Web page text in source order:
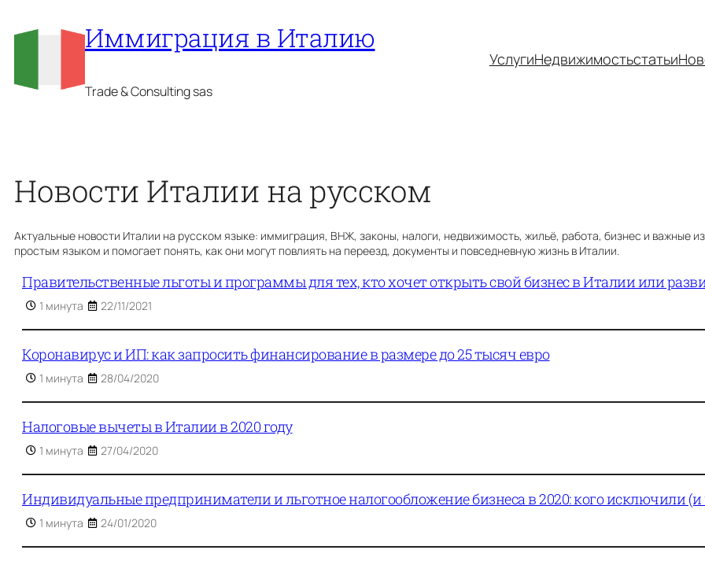
Иммиграция в Италию
Trade & Consulting sas
УслугиНедвижимостьстатьи
Новости Италии на русском
Актуальные новости Италии на русском языке: иммиграция, ВНЖ, законы, налоги, недвижимость, жильё, работа, бизнес и важные
простым языком и помогает понять, как они могут повлиять на переезд, документы и повседневную жизнь в Италии.
Правительственные льготы и программы для тех, кто хочет открыть свой бизнес в Италии или
1 минута 22/11/2021
Коронавирус и ИП: как запросить финансирование в размере до 25 тысяч евро
1 минута 28/04/2020
Налоговые вычеты в Италии в 2020 году
1 минута 27/04/2020
Индивидуальные предприниматели и льготное налогообложение бизнеса в 2020: кого исключили (и
1 минута 24/01/2020